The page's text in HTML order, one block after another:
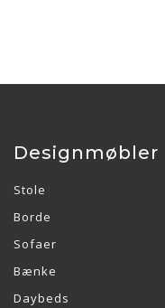
Designmøbler
Stole
Borde
Sofaer
Bænke
Daybeds